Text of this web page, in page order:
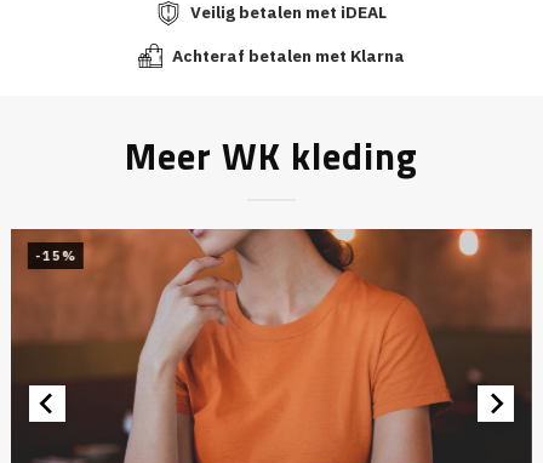
Veilig betalen met iDEAL
Achteraf betalen met Klarna
Meer WK kleding
-15%